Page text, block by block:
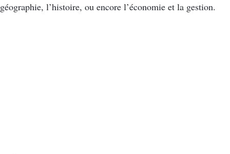
géographie, l’histoire, ou encore l’économie et la gestion.